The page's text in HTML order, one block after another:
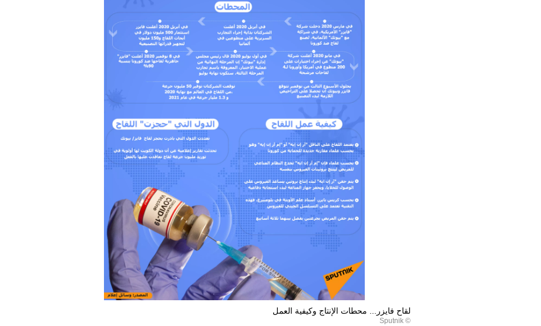
لقاح فايزر... محطات الإنتاج وكيفية العمل
© Sputnik